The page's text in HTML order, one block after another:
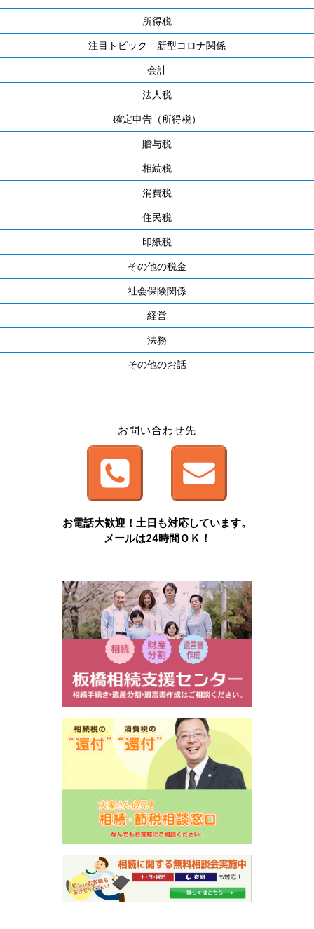
所得税
注目トピック 新型コロナ関係
会計
法人税
確定申告（所得税）
贈与税
相続税
消費税
住民税
印紙税
その他の税金
社会保険関係
経営
法務
その他のお話
お問い合わせ先
お電話大歓迎！土日も対応しています。
メールは24時間ＯＫ！